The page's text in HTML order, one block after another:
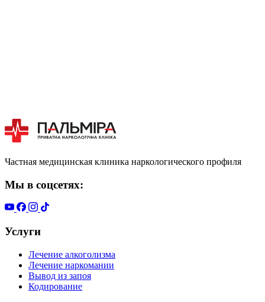
Частная медицинская клиника наркологического профиля
Мы в соцсетях:
Услуги
Лечение алкоголизма
Лечение наркомании
Вывод из запоя
Кодирование